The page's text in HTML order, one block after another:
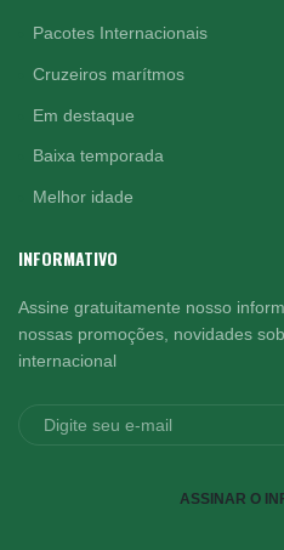
Pacotes Internacionais
Cruzeiros marítmos
Em destaque
Baixa temporada
Melhor idade
INFORMATIVO
Assine gratuitamente nosso
nossas promoções, novidades
internacional
ASSINAR O